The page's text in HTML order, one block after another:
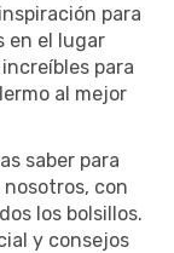
para
en el lugar
para
al mejor
saber para
con
los bolsillos.
y consejos